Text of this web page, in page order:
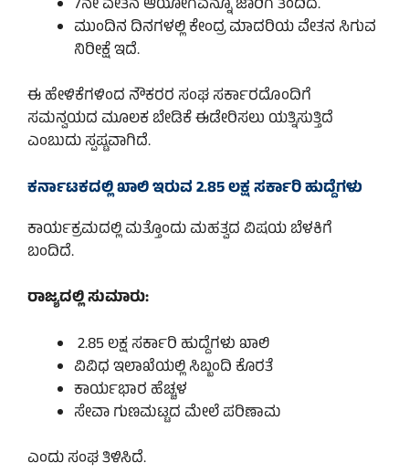
7ನೇ ವೇತನ ಆಯೋಗವನ್ನೂ ಜಾರಿಗೆ ತಂದಿದೆ.
ಮುಂದಿನ ದಿನಗಳಲ್ಲಿ ಕೇಂದ್ರ ಮಾದರಿಯ ವೇತನ ಸಿಗುವ
ನಿರೀಕ್ಷೆ ಇದೆ.
ಈ ಹೇಳಿಕೆಗಳಿಂದ ನೌಕರರ ಸಂಘ ಸರ್ಕಾರದೊಂದಿಗೆ
ಸಮನ್ವಯದ ಮೂಲಕ ಬೇಡಿಕೆ ಈಡೇರಿಸಲು ಯತ್ನಿಸುತ್ತಿದೆ
ಎಂಬುದು ಸ್ಪಷ್ಟವಾಗಿದೆ.
ಕರ್ನಾಟಕದಲ್ಲಿ ಖಾಲಿ ಇರುವ 2.85 ಲಕ್ಷ ಸರ್ಕಾರಿ ಹುದ್ದೆಗಳು
ಕಾರ್ಯಕ್ರಮದಲ್ಲಿ ಮತ್ತೊಂದು ಮಹತ್ವದ ವಿಷಯ ಬೆಳಕಿಗೆ
ಬಂದಿದೆ.
ರಾಜ್ಯದಲ್ಲಿ ಸುಮಾರು:
2.85 ಲಕ್ಷ ಸರ್ಕಾರಿ ಹುದ್ದೆಗಳು ಖಾಲಿ
ವಿವಿಧ ಇಲಾಖೆಯಲ್ಲಿ ಸಿಬ್ಬಂದಿ ಕೊರತೆ
ಕಾರ್ಯಭಾರ ಹೆಚ್ಚಳ
ಸೇವಾ ಗುಣಮಟ್ಟದ ಮೇಲೆ ಪರಿಣಾಮ
ಎಂದು ಸಂಘ ತಿಳಿಸಿದೆ.